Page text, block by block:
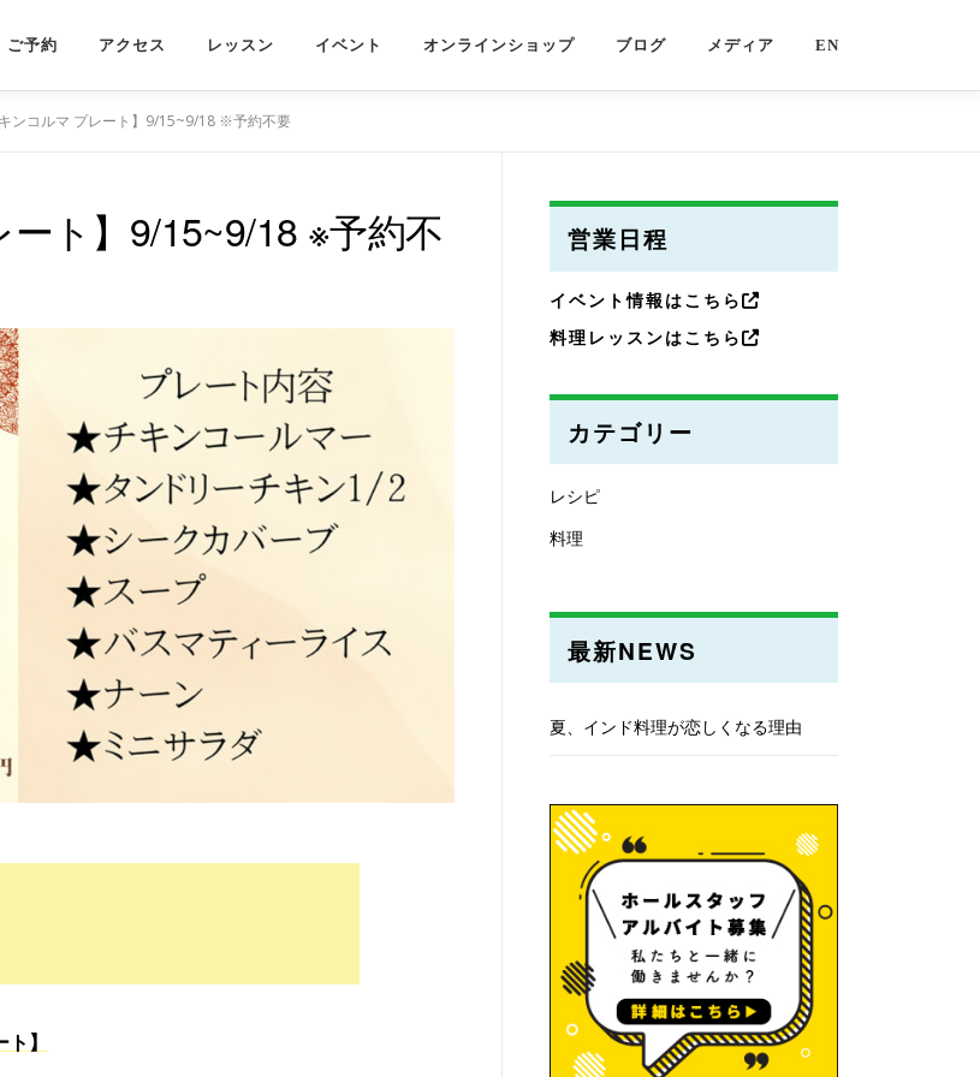
ご予約 アクセス レッスン イベント オンラインショップ ブログ メディア EN
ンコルマ プレート】9/15~9/18 ※予約不要
ト】9/15~9/18 ※予約不
】
営業日程
イベント情報はこちら
料理レッスンはこちら
カテゴリー
レシピ
料理
最新NEWS
夏、インド料理が恋しくなる理由